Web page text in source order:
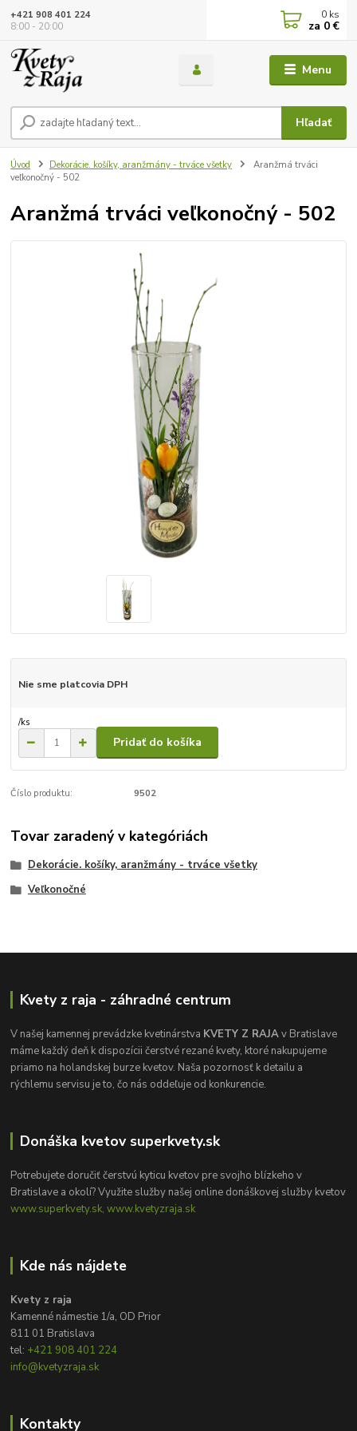
Menu
Hľadať
+421 908 401 224
8:00 - 20:00
0 ks
za 0 €
Úvod Dekorácie. košíky, aranžmány - trváce všetky
Aranžmá trváci
veľkonočný - 502
Aranžmá trváci veľkonočný - 502
Nie sme platcovia DPH
/ks
Pridať do košíka
Číslo produktu: 9502
Tovar zaradený v kategóriách
Dekorácie. košíky, aranžmány - trváce všetky
Veľkonočné
Kvety z raja - záhradné centrum
V našej kamennej prevádzke kvetinárstva KVETY Z RAJAv Bratislave
máme každý deň k dispozícii čerstvé rezané kvety, ktoré nakupujeme
priamo na holandskej burze kvetov. Naša pozornosť k detailu a
rýchlemu servisu je to, čo nás oddeľuje od konkurencie.
Donáška kvetov superkvety.sk
Potrebujete doručiť čerstvú kyticu kvetov pre svojho blízkeho v
Bratislave a okolí? Využite služby našej online donáškovej služby kvetov
www.superkvety.sk, www.kvetyzraja.sk
Kde nás nájdete
Kvety z raja
Kamenné námestie 1/a, OD Prior
811 01 Bratislava
tel: +421 908 401 224
info@kvetyzraja.sk
Kontakty